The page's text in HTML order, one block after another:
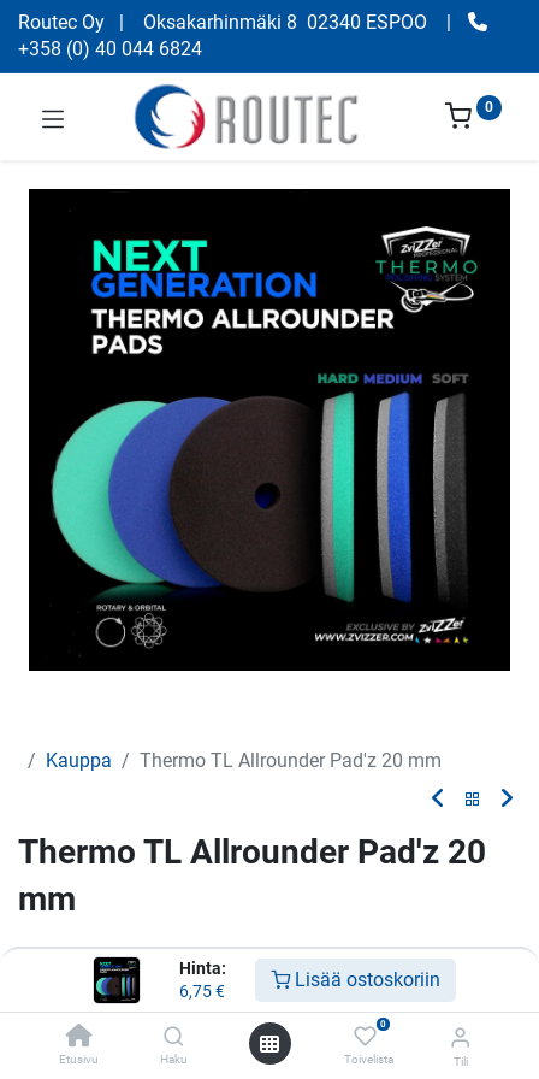
Hinta:
6,75€ Lisää ostoskoriin
Etusivu Haku
0
Toivelista Tili
Routec Oy | Oksakarhinmäki 8 02340 ESPOO
|
+358 (0) 40 044 6824
0
Kauppa Thermo TL Allrounder Pad'z 20 mm
Thermo TL Allrounder Pad'z 20
mm
6,75€
55/20/35